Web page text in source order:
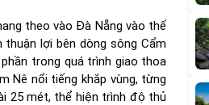
theo vào Đà Nẵng vào thế
lợi bên dòng sông Cẩm
trong quá trình giao thoa
Nê nổi tiếng khắp vùng, từng
25 mét, thể hiện trình độ thủ